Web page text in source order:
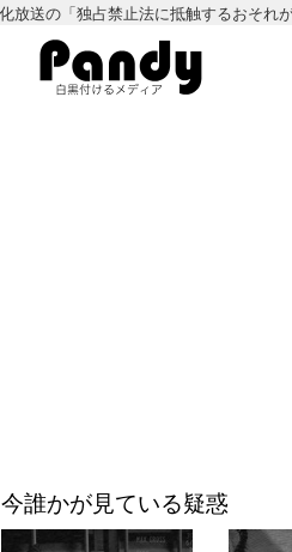
放送の「独占禁止法に抵触するおそれ
今誰かが見ている疑惑